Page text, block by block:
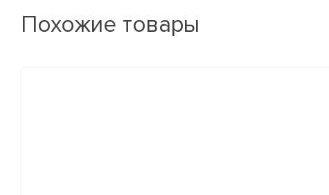
Похожие товары